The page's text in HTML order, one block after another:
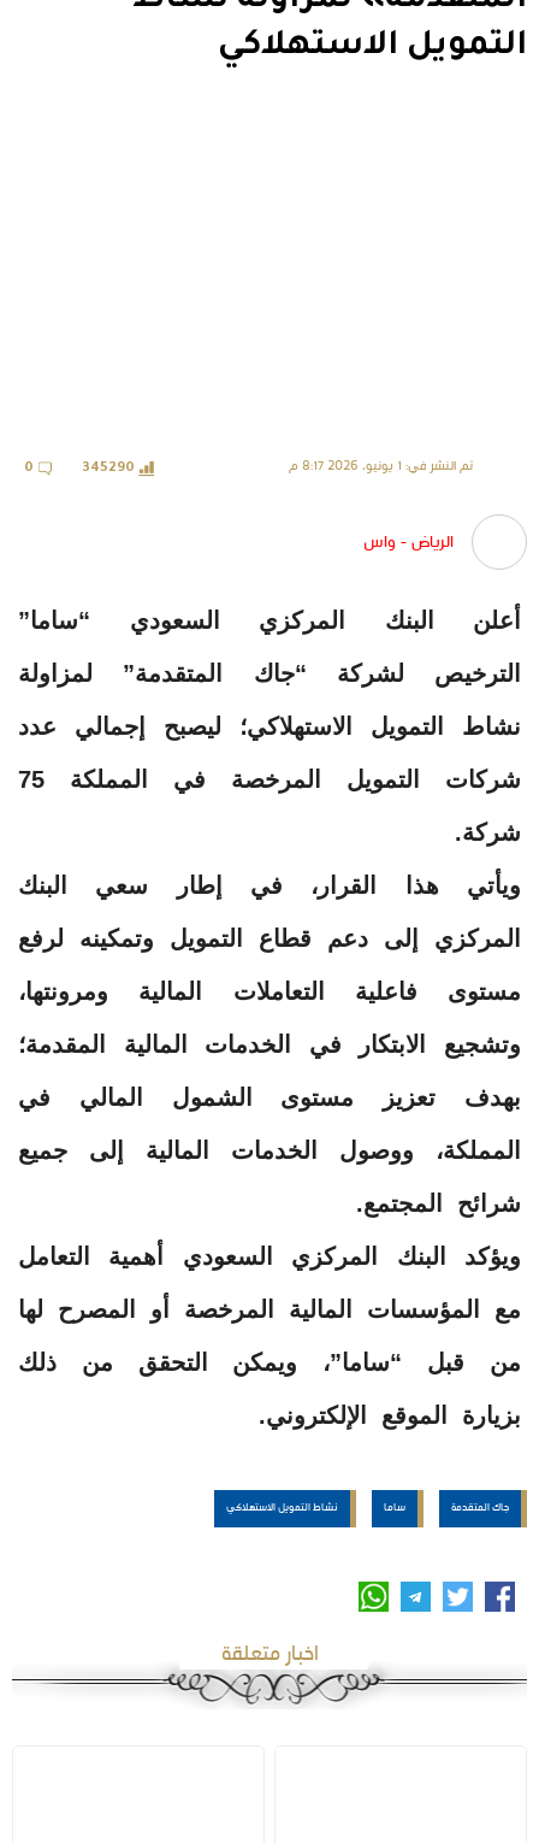
التمويل الاستهلاكي
تم النشر في: 1 يونيو، 2026 8:17 م 345290
0
الرياض - واس
أعلن البنك المركزي السعودي “ساما”
الترخيص لشركة “جاك المتقدمة” لمزاولة
نشاط التمويل الاستهلاكي؛ ليصبح إجمالي عدد
شركات التمويل المرخصة في المملكة 75
شركة.
ويأتي هذا القرار، في إطار سعي البنك
المركزي إلى دعم قطاع التمويل وتمكينه لرفع
مستوى فاعلية التعاملات المالية ومرونتها،
وتشجيع الابتكار في الخدمات المالية المقدمة؛
بهدف تعزيز مستوى الشمول المالي في
المملكة، ووصول الخدمات المالية إلى جميع
شرائح المجتمع.
ويؤكد البنك المركزي السعودي أهمية التعامل
مع المؤسسات المالية المرخصة أو المصرح لها
من قبل “ساما”، ويمكن التحقق من ذلك
بزيارة الموقع الإلكتروني.
جاك المتقدمة ساما نشاط التمويل الاستهلاكي
اخبار متعلقة